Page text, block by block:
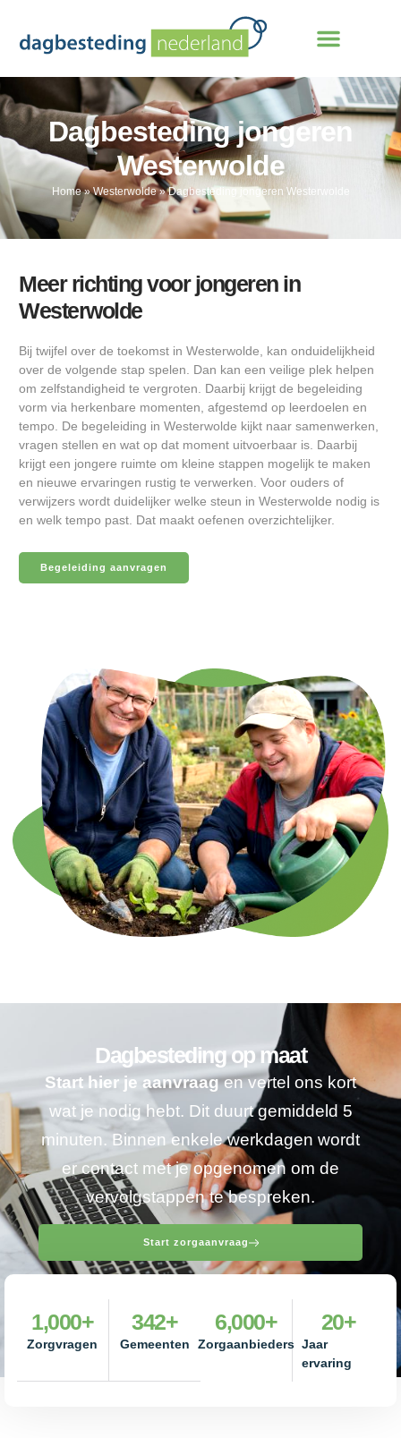
Dagbesteding jongeren
Westerwolde
Home»Westerwolde»Dagbesteding jongeren Westerwolde
Meer richting voor jongeren in
Westerwolde
Bij twijfel over de toekomst in Westerwolde, kan onduidelijkheid
over de volgende stap spelen. Dan kan een veilige plek helpen
om zelfstandigheid te vergroten. Daarbij krijgt de begeleiding
vorm via herkenbare momenten, afgestemd op leerdoelen en
tempo. De begeleiding in Westerwolde kijkt naar samenwerken,
vragen stellen en wat op dat moment uitvoerbaar is. Daarbij
krijgt een jongere ruimte om kleine stappen mogelijk te maken
en nieuwe ervaringen rustig te verwerken. Voor ouders of
verwijzers wordt duidelijker welke steun in Westerwolde nodig is
en welk tempo past. Dat maakt oefenen overzichtelijker.
Begeleiding aanvragen
Dagbesteding op maat
Start hier je aanvraagen vertel ons kort
wat je nodig hebt. Dit duurt gemiddeld 5
minuten. Binnen enkele werkdagen wordt
er contact met je opgenomen om de
vervolgstappen te bespreken.
Start zorgaanvraag
Zorgvragen
1,000+
Gemeenten
342+
Zorgaanbieders
6,000+
Jaar
ervaring
20+